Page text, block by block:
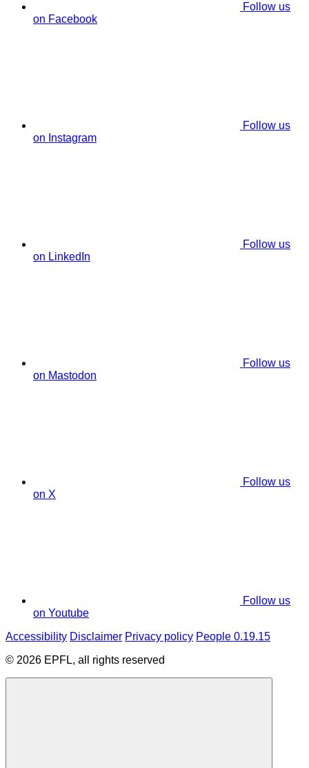
Follow us
on Facebook
Follow us
on Instagram
Follow us
on LinkedIn
Follow us
on Mastodon
Follow us
on X
Follow us
on Youtube
Accessibility Disclaimer Privacy policy People 0.19.15
© 2026 EPFL, all rights reserved